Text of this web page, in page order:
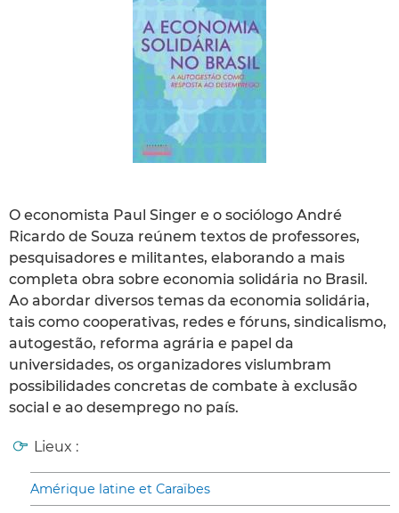
O economista Paul Singer e o sociólogo André
Ricardo de Souza reúnem textos de professores,
pesquisadores e militantes, elaborando a mais
completa obra sobre economia solidária no Brasil.
Ao abordar diversos temas da economia solidária,
tais como cooperativas, redes e fóruns, sindicalismo,
autogestão, reforma agrária e papel da
universidades, os organizadores vislumbram
possibilidades concretas de combate à exclusão
social e ao desemprego no país.
Lieux :
Amérique latine et Caraïbes